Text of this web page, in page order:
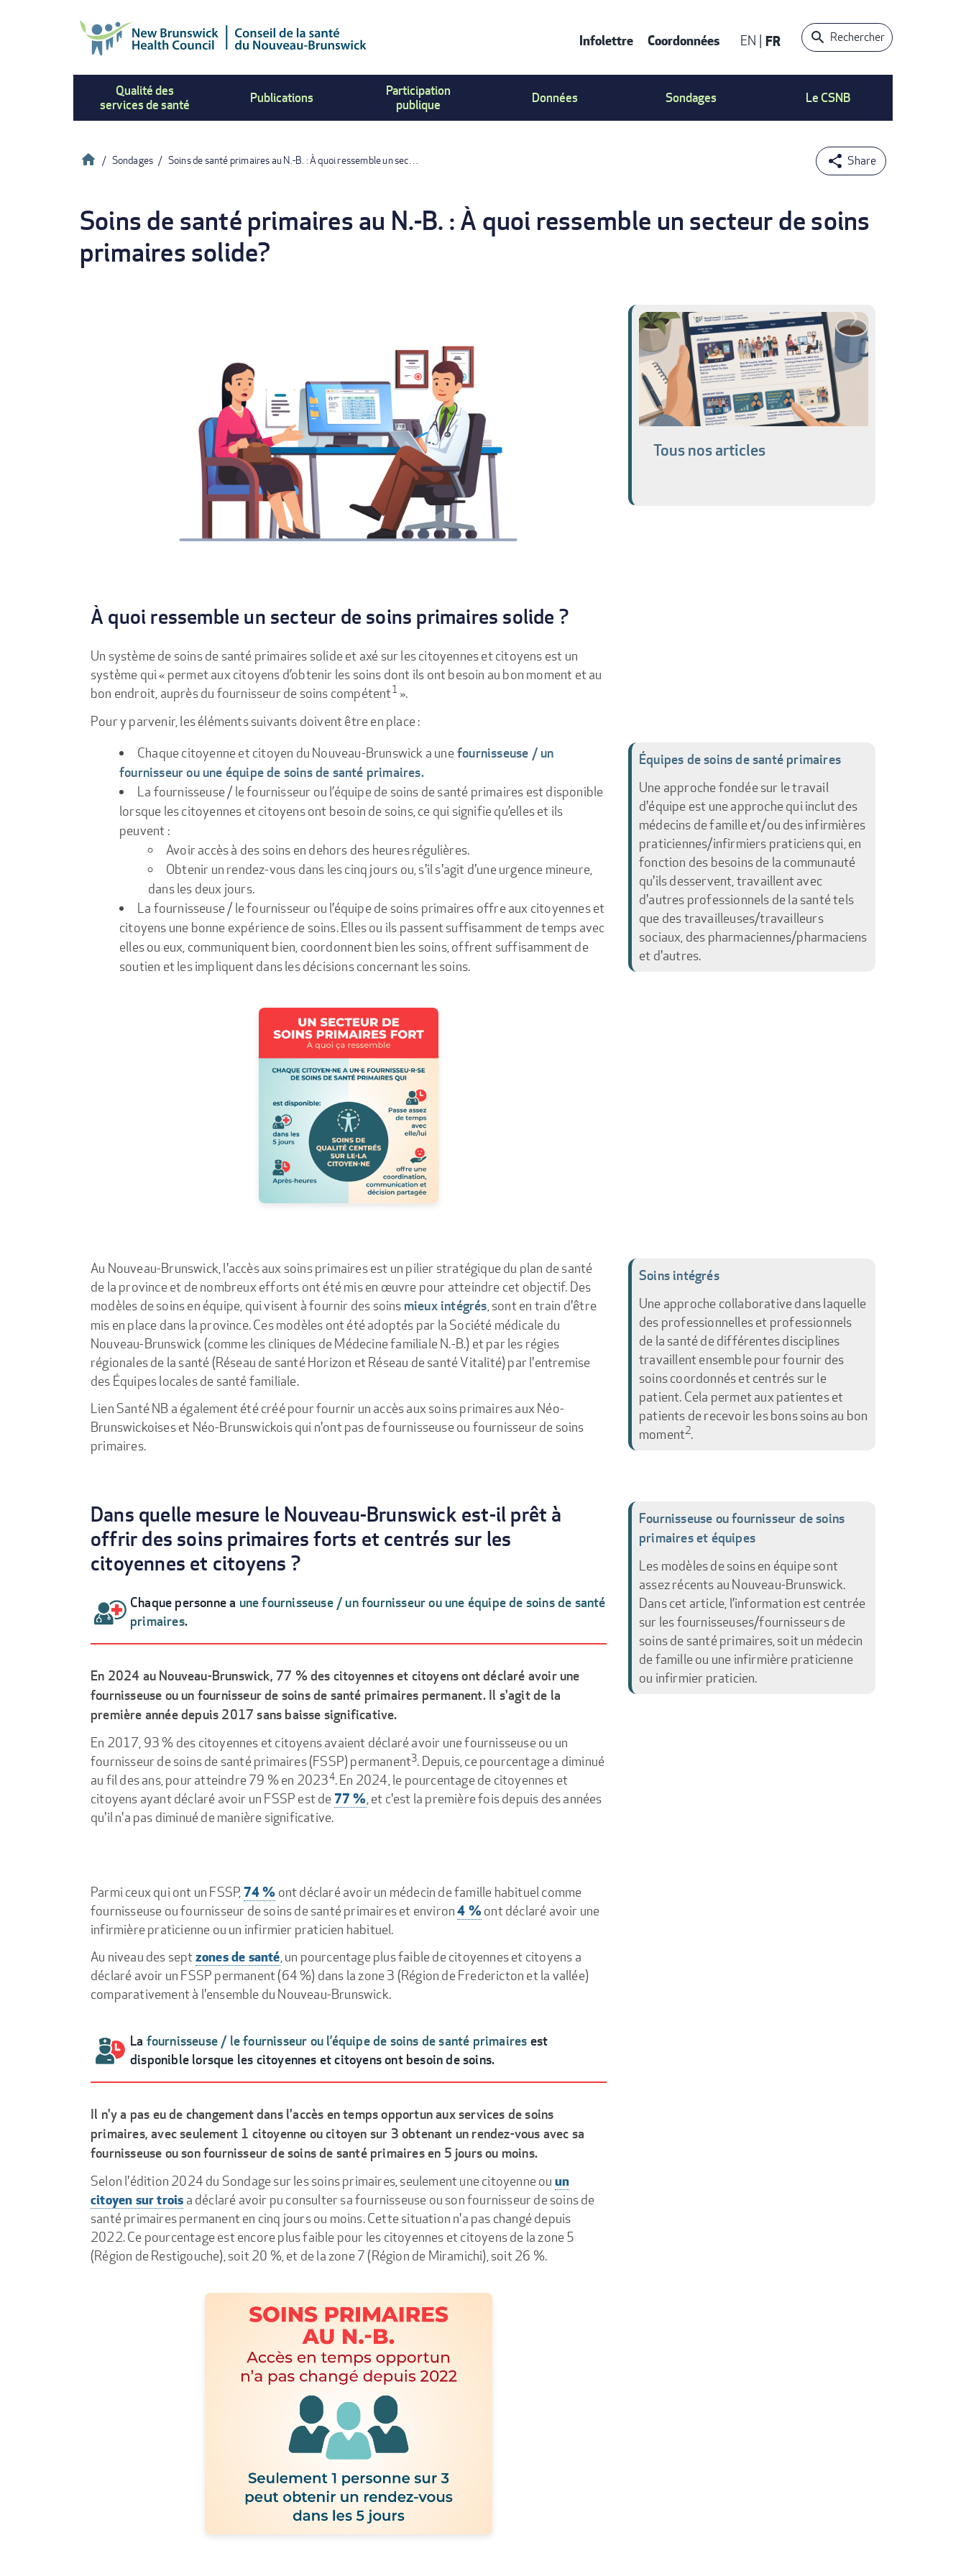
Contact
Menu
Infolettre Coordonnées EN FR Rechercher
Qualité des
services de santé
Publications
Participation
publique
Données Sondages Le CSNB
d'Ariane
Accueil
Sondages Soins de santé primaires au N.-B. : À quoi ressemble un sec…
Soins de santé primaires au N.-B. : À quoi ressemble un secteur de soins
primaires solide?
Tous nos articles
À quoi ressemble un secteur de soins primaires solide ?
Un système de soins de santé primaires solide et axé sur les citoyennes et citoyens est un
système qui « permet aux citoyens d’obtenir les soins dont ils ont besoin au bon moment et au
bon endroit, auprès du fournisseur de soins compétent1 ».
Pour y parvenir, les éléments suivants doivent être en place :
Chaque citoyenne et citoyen du Nouveau-Brunswick a unefournisseuse / un
fournisseur ou une équipe de soins de santé primaires.
La fournisseuse / le fournisseur ou l’équipe de soins de santé primaires est disponible
lorsque les citoyennes et citoyens ont besoin de soins, ce qui signifie qu’elles et ils
peuvent :
Avoir accès à des soins en dehors des heures régulières.
Obtenir un rendez-vous dans les cinq jours ou, s'il s'agit d'une urgence mineure,
dans les deux jours.
La fournisseuse / le fournisseur ou l’équipe de soins primaires offre aux citoyennes et
citoyens une bonne expérience de soins. Elles ou ils passent suffisamment de temps avec
elles ou eux, communiquent bien, coordonnent bien les soins, offrent suffisamment de
soutien et les impliquent dans les décisions concernant les soins.
Équipes de soins de santé primaires
Une approche fondée sur le travail
d'équipe est une approche qui inclut des
médecins de famille et/ou des infirmières
praticiennes/infirmiers praticiens qui, en
fonction des besoins de la communauté
qu'ils desservent, travaillent avec
d'autres professionnels de la santé tels
que des travailleuses/travailleurs
sociaux, des pharmaciennes/pharmaciens
et d'autres.
Au Nouveau-Brunswick, l'accès aux soins primaires est un pilier stratégique du plan de santé
de la province et de nombreux efforts ont été mis en œuvre pour atteindre cet objectif. Des
modèles de soins en équipe, qui visent à fournir des soins mieux intégrés , sont en train d'être
mis en place dans la province. Ces modèles ont été adoptés par la Société médicale du
Nouveau-Brunswick (comme les cliniques de Médecine familiale N.-B.) et par les régies
régionales de la santé (Réseau de santé Horizon et Réseau de santé Vitalité) par l'entremise
des Équipes locales de santé familiale.
Lien Santé NB a également été créé pour fournir un accès aux soins primaires aux Néo-
Brunswickoises et Néo-Brunswickois qui n'ont pas de fournisseuse ou fournisseur de soins
primaires.
Soins intégrés
Une approche collaborative dans laquelle
des professionnelles et professionnels
de la santé de différentes disciplines
travaillent ensemble pour fournir des
soins coordonnés et centrés sur le
patient. Cela permet aux patientes et
patients de recevoir les bons soins au bon
moment2.
Dans quelle mesure le Nouveau-Brunswick est-il prêt à
offrir des soins primaires forts et centrés sur les
citoyennes et citoyens ?
Chaque personne a une fournisseuse / un fournisseur ou une équipe de soins de santé
primaires.
En 2024 au Nouveau-Brunswick, 77 % des citoyennes et citoyens ont déclaré avoir une
fournisseuse ou un fournisseur de soins de santé primaires permanent. Il s'agit de la
première année depuis 2017 sans baisse significative.
En 2017, 93 % des citoyennes et citoyens avaient déclaré avoir une fournisseuse ou un
fournisseur de soins de santé primaires (FSSP) permanent3. Depuis, ce pourcentage a diminué
au fil des ans, pour atteindre 79 % en 20234. En 2024, le pourcentage de citoyennes et
citoyens ayant déclaré avoir un FSSP est de 77 %, et c'est la première fois depuis des années
qu'il n'a pas diminué de manière significative.
Parmi ceux qui ont un FSSP, 74 % ont déclaré avoir un médecin de famille habituel comme
fournisseuse ou fournisseur de soins de santé primaires et environ4 %ont déclaré avoir une
infirmière praticienne ou un infirmier praticien habituel.
Au niveau des septzones de santé, un pourcentage plus faible de citoyennes et citoyens a
déclaré avoir un FSSP permanent (64 %) dans la zone 3 (Région de Fredericton et la vallée)
comparativement à l'ensemble du Nouveau-Brunswick.
La fournisseuse / le fournisseur ou l’équipe de soins de santé primaires est
disponible lorsque les citoyennes et citoyens ont besoin de soins.
Il n'y a pas eu de changement dans l'accès en temps opportun aux services de soins
primaires, avec seulement 1 citoyenne ou citoyen sur 3 obtenant un rendez-vous avec sa
fournisseuse ou son fournisseur de soins de santé primaires en 5 jours ou moins.
Selon l'édition 2024 du Sondage sur les soins primaires, seulement une citoyenne ou un
citoyen sur trois a déclaré avoir pu consulter sa fournisseuse ou son fournisseur de soins de
santé primaires permanent en cinq jours ou moins. Cette situation n'a pas changé depuis
2022. Ce pourcentage est encore plus faible pour les citoyennes et citoyens de la zone 5
(Région de Restigouche), soit 20 %, et de la zone 7 (Région de Miramichi), soit 26 %.
Fournisseuse ou fournisseur de soins
primaires et équipes
Les modèles de soins en équipe sont
assez récents au Nouveau-Brunswick.
Dans cet article, l’information est centrée
sur les fournisseuses/fournisseurs de
soins de santé primaires, soit un médecin
de famille ou une infirmière praticienne
ou infirmier praticien.